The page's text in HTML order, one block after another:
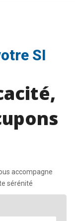
SI
accompagne
sérénité